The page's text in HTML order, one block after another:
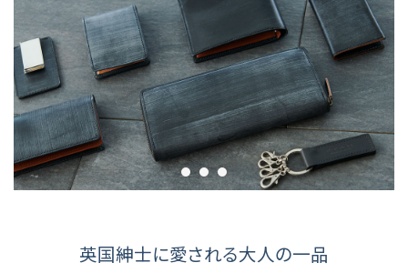
ACCOUNT MENU
ようこそ ゲスト 様
meeting_room ログイン person 新規会員登録
favorite お気に入りを見る shopping_cart カートの中身
カテゴリーから探す
英国紳士に愛される大人の一品